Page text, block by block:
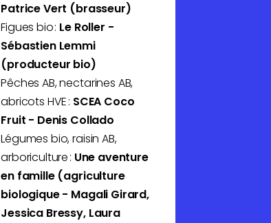
Patrice Vert (brasseur)
Figues bio : Le Roller -
Sébastien Lemmi
(producteur bio)
Pêches AB, nectarines AB,
abricots HVE : SCEA Coco
Fruit - Denis Collado
Légumes bio, raisin AB,
arboriculture : Une aventure
en famille (agriculture
biologique - Magali Girard,
Jessica Bressy, Laura